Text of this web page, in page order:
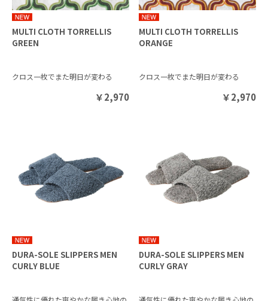
MULTI CLOTH TORRELLIS
GREEN
クロス一枚でまた明日が変わる
￥2,970
MULTI CLOTH TORRELLIS
ORANGE
クロス一枚でまた明日が変わる
￥2,970
DURA-SOLE SLIPPERS MEN
CURLY BLUE
DURA-SOLE SLIPPERS MEN
CURLY GRAY